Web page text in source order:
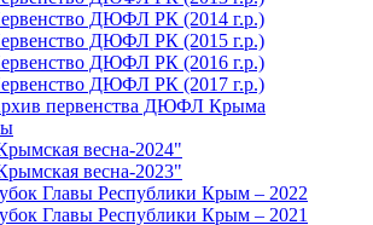
ДЮФЛ РК (2014 г.р.)
ДЮФЛ РК (2015 г.р.)
ДЮФЛ РК (2016 г.р.)
ДЮФЛ РК (2017 г.р.)
первенства ДЮФЛ Крыма
весна-2024"
весна-2023"
Главы Республики Крым – 2022
Главы Республики Крым – 2021